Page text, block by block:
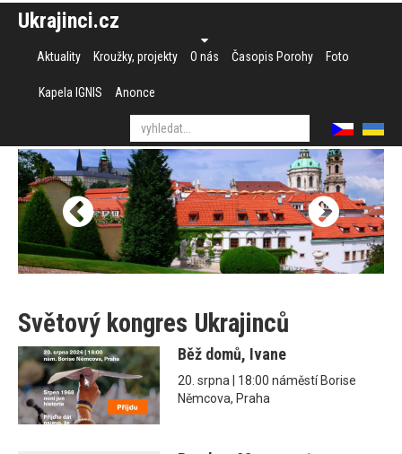
Ukrajinci.cz
Aktuality Kroužky, projekty O nás Časopis Porohy Foto
Kapela IGNIS Anonce
Světový kongres Ukrajinců
Běž domů, Ivane
20. srpna | 18:00 náměstí Borise
Němcova, Praha